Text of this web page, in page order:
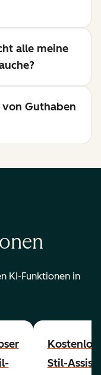
alle meine
Guthaben
KI-Funktionen in
Stil-